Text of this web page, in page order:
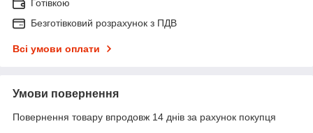
Готівкою
Безготівковий розрахунок з ПДВ
Всі умови оплати
Умови повернення
Повернення товару впродовж 14 днів за рахунок покупця